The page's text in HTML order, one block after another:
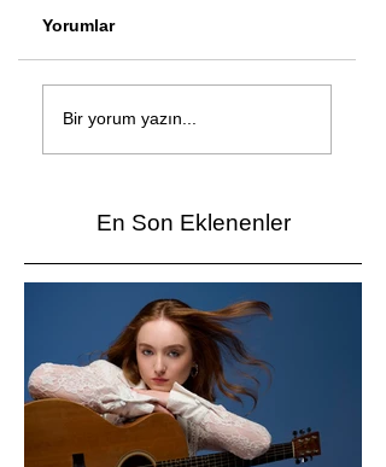
Çağan Şengül'den
yeni şarkı: Bir Ev
Yorumlar
Bir yorum yazın...
En Son Eklenenler